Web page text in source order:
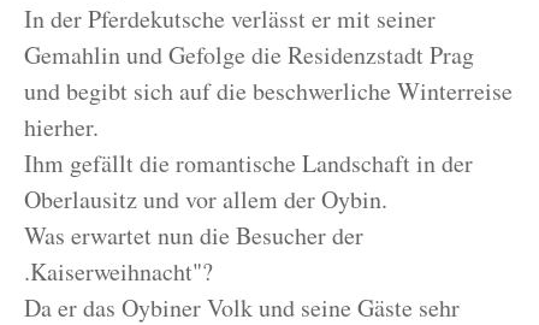
In der Pferdekutsche verlässt er mit seiner
Gemahlin und Gefolge die Residenzstadt Prag
und begibt sich auf die beschwerliche Winterreise
hierher.
Ihm gefällt die romantische Landschaft in der
Oberlausitz und vor allem der Oybin.
Was erwartet nun die Besucher der
.Kaiserweihnacht"?
Da er das Oybiner Volk und seine Gäste sehr